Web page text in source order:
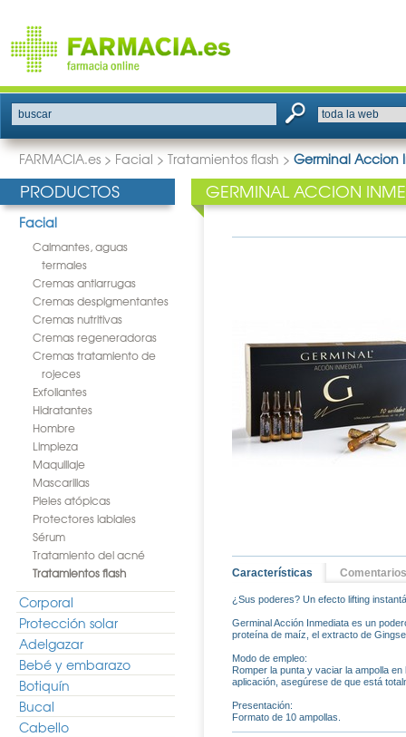
buscar
FARMACIA.es > Facial > Tratamientos flash > Germinal Accion
PRODUCTOS
Facial
Calmantes, aguas
termales
Cremas antiarrugas
Cremas despigmentantes
Cremas nutritivas
Cremas regeneradoras
Cremas tratamiento de
rojeces
Exfoliantes
Hidratantes
Hombre
Limpieza
Maquillaje
Mascarillas
Pieles atópicas
Protectores labiales
Sérum
Tratamiento del acné
Tratamientos flash
Corporal
Protección solar
Adelgazar
Bebé y embarazo
Botiquín
Bucal
Cabello
GERMINAL ACCION
Características Comentarios
¿Sus poderes? Un efecto lifting
Germinal Acción Inmediata es un
proteína de maíz, el extracto de
Modo de empleo:
Romper la punta y vaciar la ampolla
aplicación, asegúrese de que está
Presentación:
Formato de 10 ampollas.